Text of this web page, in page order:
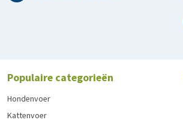
Populaire categorieën
Hondenvoer
Kattenvoer